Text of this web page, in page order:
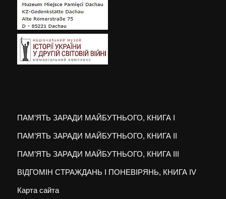
ПАМ’ЯТЬ ЗАРАДИ МАЙБУТНЬОГО, КНИГА I
ПАМ’ЯТЬ ЗАРАДИ МАЙБУТНЬОГО, КНИГА II
ПАМ’ЯТЬ ЗАРАДИ МАЙБУТНЬОГО, КНИГА III
ВІДГОМІН СТРАЖДАНЬ І ПОНЕВІРЯНЬ, КНИГА IV
Карта сайта